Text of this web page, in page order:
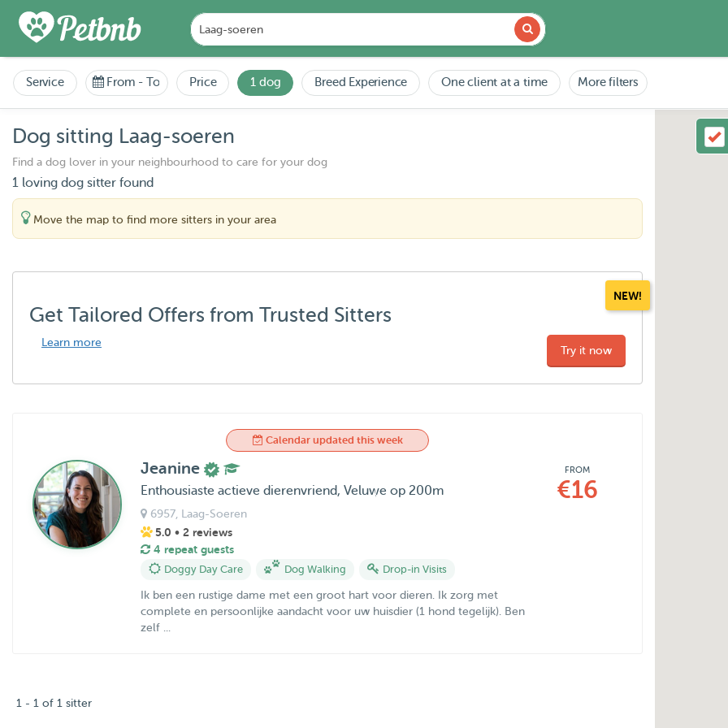
Service From - To Price 1 dog Breed Experience One client at a time More filters
Dog sitting Laag-soeren
Find a dog lover in your neighbourhood to care for your dog
1 loving dog sitter found
Move the map to find more sitters in your area
NEW!
Get Tailored Offers from Trusted Sitters
Learn more
Try it now
Calendar updated this week
Jeanine
Enthousiaste actieve dierenvriend, Veluwe op 200m
6957, Laag-Soeren
5.0 • 2 reviews
4 repeat guests
Doggy Day Care Dog Walking Drop-in Visits
Ik ben een rustige dame met een groot hart voor dieren. Ik zorg met
complete en persoonlijke aandacht voor uw huisdier (1 hond tegelijk). Ben
zelf ...
FROM
€16
1 - 1 of 1 sitter